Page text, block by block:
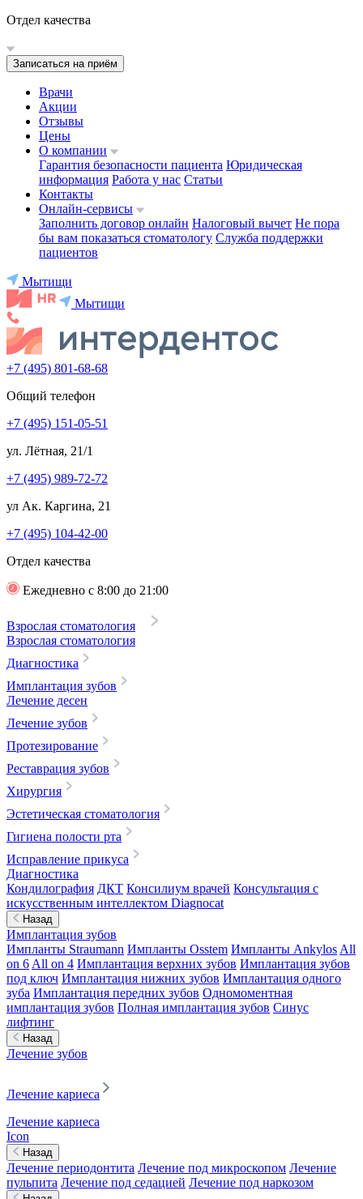
Отдел качества
Записаться на приём
Врачи
Акции
Отзывы
Цены
О компании
Гарантия безопасности пациента Юридическая
информация Работа у нас Статьи
Контакты
Онлайн-сервисы
Заполнить договор онлайн Налоговый вычет Не пора
бы вам показаться стоматологу Служба поддержки
пациентов
Мытищи
Мытищи
+7 (495) 801-68-68
Общий телефон
+7 (495) 151-05-51
ул. Лётная, 21/1
+7 (495) 989-72-72
ул Ак. Каргина, 21
+7 (495) 104-42-00
Отдел качества
Ежедневно с 8:00 до 21:00
Взрослая стоматология
Взрослая стоматология
Диагностика
Имплантация зубов
Лечение десен
Лечение зубов
Протезирование
Реставрация зубов
Хирургия
Эстетическая стоматология
Гигиена полости рта
Исправление прикуса
Диагностика
Кондилография ДКТ Консилиум врачей Консультация с
искусственным интеллектом Diagnocat
Назад
Имплантация зубов
Импланты Straumann Импланты Osstem Импланты Ankylos All
on 6 All on 4 Имплантация верхних зубов Имплантация зубов
под ключ Имплантация нижних зубов Имплантация одного
зуба Имплантация передних зубов Одномоментная
имплантация зубов Полная имплантация зубов Синус
лифтинг
Назад
Лечение зубов
Лечение кариеса
Лечение кариеса
Icon
Назад
Лечение периодонтита Лечение под микроскопом Лечение
пульпита Лечение под седацией Лечение под наркозом